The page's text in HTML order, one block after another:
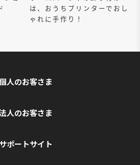
は、おうちプリンターでおし
ゃれに手作り！
人のお客さま
人のお客さま
サポートサイト